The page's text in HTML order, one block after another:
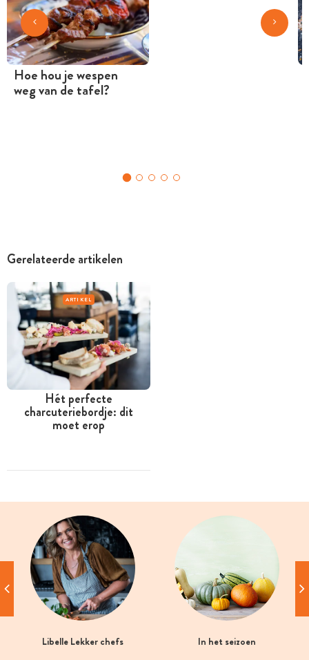
Hoe hou je wespen
weg van de tafel?
Gerelateerde artikelen
ARTIKEL
Hét perfecte
charcuteriebordje: dit
moet erop
Libelle Lekker chefs In het seizoen